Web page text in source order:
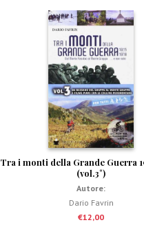
Tra i monti della Grande Guerra
(vol.3°)
Autore:
Dario Favrin
€12,00